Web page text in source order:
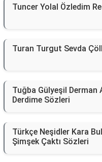
Tuncer Yolal Özledim
Turan Turgut Sevda
Tuğba Gülyeşil Derman
Derdime Sözleri
Türkçe Neşidler Kara
Şimşek Çaktı Sözleri